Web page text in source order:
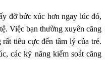
đỡ bức xúc hơn ngay lúc đó,
Việc bạn thường xuyên căng
tiêu cực đến tâm lý của trẻ.
các kỹ năng kiểm soát căng